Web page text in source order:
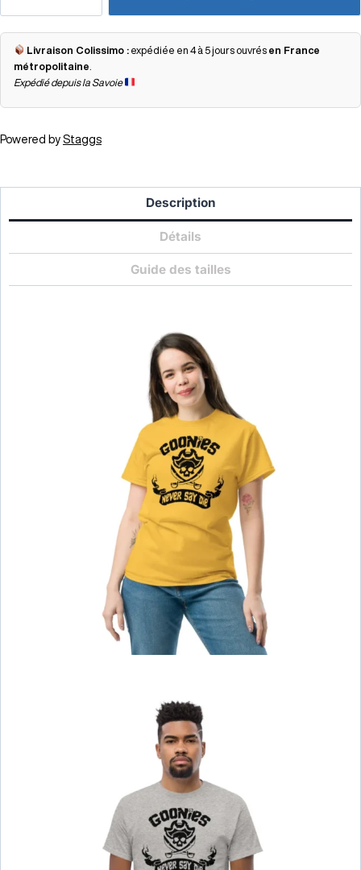
Livraison Colissimo : expédiée en 4 à 5 jours ouvrés en France
métropolitaine
Expédié depuis la Savoie
Powered by Staggs
Description
Détails
Guide des tailles